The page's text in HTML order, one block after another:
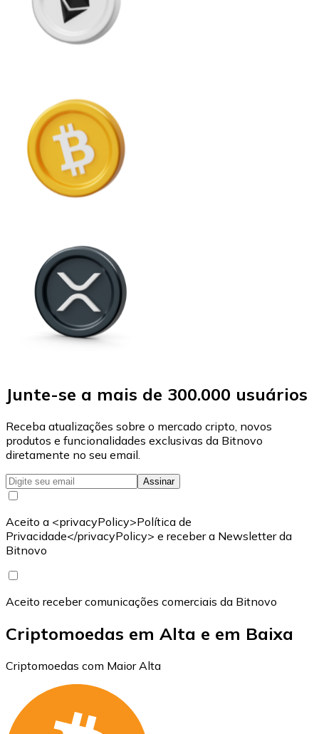
Junte-se a mais de 300.000 usuários
Receba atualizações sobre o mercado cripto, novos
produtos e funcionalidades exclusivas da Bitnovo
diretamente no seu email.
Assinar
Aceito a <privacyPolicy>Política de
Privacidade</privacyPolicy> e receber a Newsletter da
Bitnovo
Aceito receber comunicações comerciais da Bitnovo
Criptomoedas em Alta e em Baixa
Criptomoedas com Maior Alta